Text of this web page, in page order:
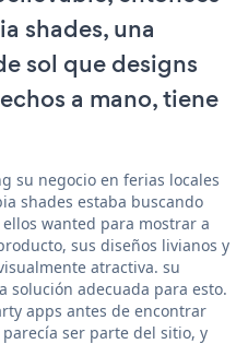
shades, una
sol que designs
a mano, tiene
su negocio en ferias locales
shades estaba buscando
wanted para mostrar a
sus diseños livianos y
atractiva. su
solución adecuada para esto.
apps antes de encontrar
ser parte del sitio, y